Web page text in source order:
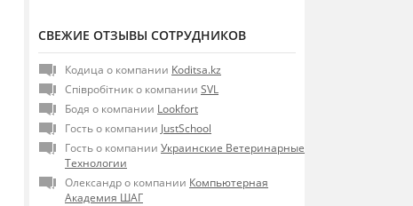
СВЕЖИЕ ОТЗЫВЫ СОТРУДНИКОВ
Кодица о компании Koditsa.kz
Співробітник о компании SVL
Бодя о компании Lookfort
Гость о компании JustSchool
Гость о компании Украинские Ветеринарные
Технологии
Олександр о компании Компьютерная
Академия ШАГ